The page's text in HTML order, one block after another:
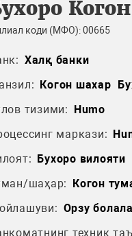
коди (МФО): 00665
Халқ банки
Когон шахар
тизими: Humo
маркази:
Бухоро вилояти
шаҳар: Когон
Орзу
техник